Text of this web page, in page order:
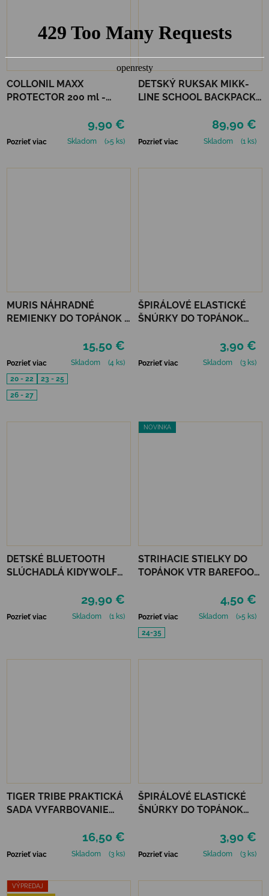
COLLONIL MAXX
PROTECTOR 200 ml -
9,90 €
Pozrieť viac Skladom (>5 ks)
DETSKÝ RUKSAK MIKK-
LINE SCHOOL BACKPACK -
89,90 €
Pozrieť viac Skladom (1 ks)
MURIS NÁHRADNÉ
REMIENKY DO TOPÁNOK 3
15,50 €
Pozrieť viac Skladom
(4 ks)
20 - 22
23 - 25
26 - 27
ŠPIRÁLOVÉ ELASTICKÉ
ŠNÚRKY DO TOPÁNOK
3,90 €
Pozrieť viac Skladom (3 ks)
DETSKÉ BLUETOOTH
SLÚCHADLÁ KIDYWOLF
29,90 €
Pozrieť viac Skladom (1 ks)
NOVINKA
STRIHACIE STIELKY DO
TOPÁNOK VTR BAREFOOT
4,50 €
Pozrieť viac Skladom
(>5 ks)
24-35
TIGER TRIBE PRAKTICKÁ
SADA VYFARBOVANIE
16,50 €
Pozrieť viac Skladom (3 ks)
ŠPIRÁLOVÉ ELASTICKÉ
ŠNÚRKY DO TOPÁNOK
3,90 €
Pozrieť viac Skladom (3 ks)
VÝPREDAJ